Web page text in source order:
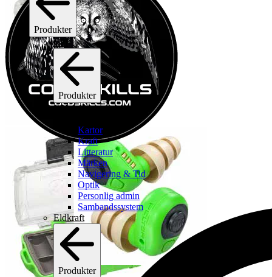
Produkter
C2I
Produkter
C2I
Kartor
Kraft
Litteratur
Märken
Navigering & Tid
Optik
Personlig admin
Sambandssystem
Eldkraft
Produkter